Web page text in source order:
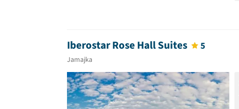
Iberostar Rose Hall Suites 5
Jamajka